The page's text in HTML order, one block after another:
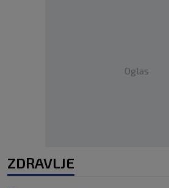
Oglas
ZDRAVLJE